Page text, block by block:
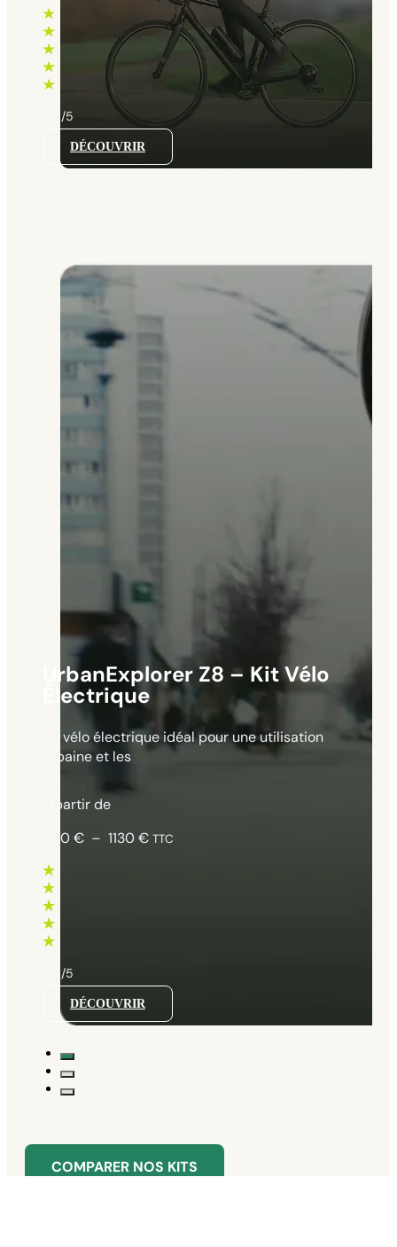
prix :
790 €
860 €
4.5/5
DÉCOUVRIR
UrbanExplorer Z8 – Kit Vélo
Électrique
Kit vélo électrique idéal pour une utilisation
urbaine et les
à partir de
660€ – 1130€Plage
TTC
4.5/5
DÉCOUVRIR
COMPARER NOS KITS